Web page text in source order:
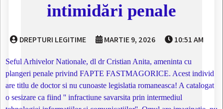
intimidări penale
DREPTURI LEGITIME MARTIE 9, 2026 10:51 AM
Seful Arhivelor Nationale, dl dr Cristian Anita, ameninta cu
plangeri penale privind FAPTE FASTMAGORICE. Acest individ
are titlu de doctor si nu cunoaste legislatia romaneasca! A catalogat
o sesizare ca fiind '' infractiune savarsita prin intermediul